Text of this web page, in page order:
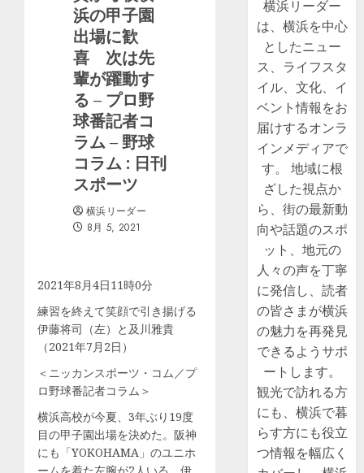
浜の甲子園
出場に歓
喜 次は先
輩が躍動す
る – プロ野
球番記者コ
ラム – 野球
コラム : 日刊
スポーツ
横浜リーダー
8月 5, 2021
2021年8月4日11時0分
練習を終えて笑顔で引き揚げる
伊藤将司（左）と及川雅貴
（2021年7月2日）
＜ニッカンスポーツ・コム／プ
ロ野球番記者コラム＞
横浜高校が今夏、3年ぶり19度
目の甲子園出場を決めた。阪神
にも「YOKOHAMA」のユニホ
横浜リーダー
は、横浜を中心
としたニュー
ス、ライフスタ
イル、文化、イ
ベント情報をお
届けするオンラ
インメディアで
す。 地域に根
ざした視点か
ら、街の最新動
向や話題のスポ
ット、地元の
人々の声を丁寧
に発信し、読者
の皆さまが横浜
の魅力を再発見
できるようサポ
ートします。
観光で訪れる方
にも、横浜で暮
らす方にも役立
つ情報を幅広く